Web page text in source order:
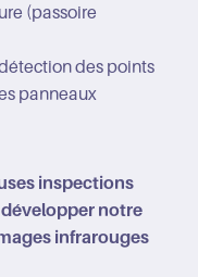
(passoire
des points
panneaux
inspections
notre
infrarouges